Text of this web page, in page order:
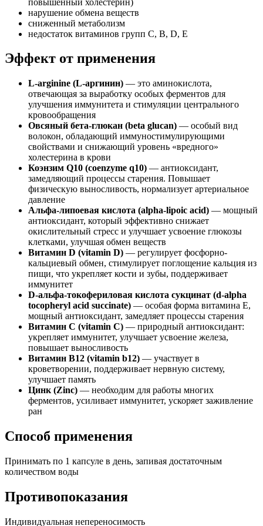
нарушение обмена веществ
сниженный метаболизм
недостаток витаминов групп C, B, D, E
Эффект от применения
L-arginine (L-аргинин) — это аминокислота,
отвечающая за выработку особых ферментов для
улучшения иммунитета и стимуляции центрального
кровообращения
Овсяный бета-глюкан (beta glucan) — особый вид
волокон, обладающий иммуностимулирующими
свойствами и снижающий уровень «вредного»
холестерина в крови
Коэнзим Q10 (coenzyme q10) — антиоксидант,
замедляющий процессы старения. Повышает
физическую выносливость, нормализует артериальное
давление
Альфа-липоевая кислота (alpha-lipoic acid) — мощный
антиоксидант, который эффективно снижает
окислительный стресс и улучшает усвоение глюкозы
клетками, улучшая обмен веществ
Витамин D (vitamin D) — регулирует фосфорно-
кальциевый обмен, стимулирует поглощение кальция из
пищи, что укрепляет кости и зубы, поддерживает
иммунитет
D-альфа-токофериловая кислота сукцинат (d-alpha
tocopheryl acid succinate) — особая форма витамина E,
мощный антиоксидант, замедляет процессы старения
Витамин C (vitamin C) — природный антиоксидант:
укрепляет иммунитет, улучшает усвоение железа,
повышает выносливость
Витамин B12 (vitamin b12) — участвует в
кроветворении, поддерживает нервную систему,
улучшает память
Цинк (Zinc) — необходим для работы многих
ферментов, усиливает иммунитет, ускоряет заживление
ран
Способ применения
Принимать по 1 капсуле в день, запивая достаточным
количеством воды
Противопоказания
Индивидуальная непереносимость